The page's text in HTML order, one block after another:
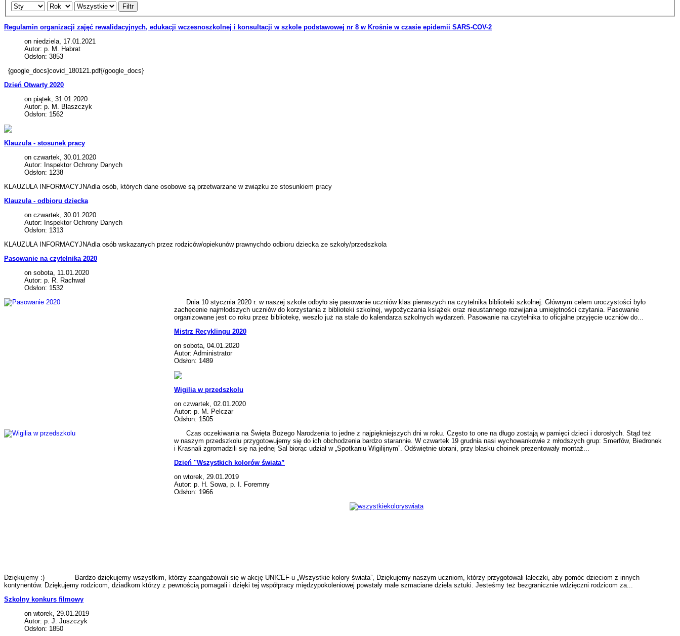
Filtr
Regulamin organizacji zajęć rewalidacyjnych, edukacji wczesnoszkolnej i konsultacji w szkole podstawowej nr 8 w Krośnie w czasie epidemii SARS-COV-2
on niedziela, 17.01.2021
Autor: p. M. Habrat
Odsłon: 3853
{google_docs}covid_180121.pdf{/google_docs}
Dzień Otwarty 2020
on piątek, 31.01.2020
Autor: p. M. Błaszczyk
Odsłon: 1562
Klauzula - stosunek pracy
on czwartek, 30.01.2020
Autor: Inspektor Ochrony Danych
Odsłon: 1238
KLAUZULA INFORMACYJNAdla osób, których dane osobowe są przetwarzane w związku ze stosunkiem pracy
Klauzula - odbioru dziecka
on czwartek, 30.01.2020
Autor: Inspektor Ochrony Danych
Odsłon: 1313
KLAUZULA INFORMACYJNAdla osób wskazanych przez rodziców/opiekunów prawnychdo odbioru dziecka ze szkoły/przedszkola
Pasowanie na czytelnika 2020
on sobota, 11.01.2020
Autor: p. R. Rachwał
Odsłon: 1532
Dnia 10 stycznia 2020 r. w naszej szkole odbyło się pasowanie uczniów klas pierwszych na czytelnika biblioteki szkolnej. Głównym celem uroczystości było
zachęcenie najmłodszych uczniów do korzystania z biblioteki szkolnej, wypożyczania książek oraz nieustannego rozwijania umiejętności czytania. Pasowanie
organizowane jest co roku przez bibliotekę, weszło już na stałe do kalendarza szkolnych wydarzeń. Pasowanie na czytelnika to oficjalne przyjęcie uczniów do...
Mistrz Recyklingu 2020
on sobota, 04.01.2020
Autor: Administrator
Odsłon: 1489
Wigilia w przedszkolu
on czwartek, 02.01.2020
Autor: p. M. Pelczar
Odsłon: 1505
Czas oczekiwania na Święta Bożego Narodzenia to jedne z najpiękniejszych dni w roku. Często to one na długo zostają w pamięci dzieci i dorosłych. Stąd też
w naszym przedszkolu przygotowujemy się do ich obchodzenia bardzo starannie. W czwartek 19 grudnia nasi wychowankowie z młodszych grup: Smerfów, Biedronek
i Krasnali zgromadzili się na jednej Sal biorąc udział w „Spotkaniu Wigilijnym”. Odświętnie ubrani, przy blasku choinek prezentowały montaż...
Dzień "Wszystkich kolorów świata”
on wtorek, 29.01.2019
Autor: p. H. Sowa, p. I. Foremny
Odsłon: 1966
Dziękujemy :) Bardzo dziękujemy wszystkim, którzy zaangażowali się w akcję UNICEF-u „Wszystkie kolory świata”, Dziękujemy naszym uczniom, którzy przygotowali laleczki, aby pomóc dzieciom z innych
kontynentów. Dziękujemy rodzicom, dziadkom którzy z pewnością pomagali i dzięki tej współpracy międzypokoleniowej powstały małe szmaciane dzieła sztuki. Jesteśmy też bezgranicznie wdzięczni rodzicom za...
Szkolny konkurs filmowy
on wtorek, 29.01.2019
Autor: p. J. Juszczyk
Odsłon: 1850